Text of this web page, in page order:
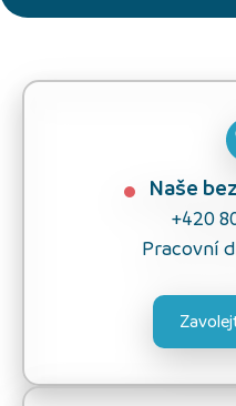
Naše
+420
Pracovní